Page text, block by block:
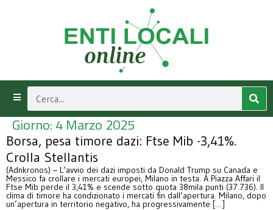
Giorno: 4 Marzo 2025
Borsa, pesa timore dazi: Ftse Mib -3,41%.
Crolla Stellantis
(Adnkronos) – L’avvio dei dazi imposti da Donald Trump su Canada e
Messico fa crollare i mercati europei, Milano in testa. A Piazza Affari il
Ftse Mib perde il 3,41% e scende sotto quota 38mila punti (37.736). Il
clima di timore ha condizionato i mercati fin dall’apertura. Milano, dopo
un’apertura in territorio negativo, ha progressivamente […]